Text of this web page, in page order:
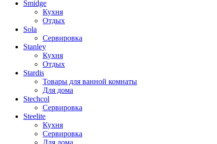
Smidge
Кухня
Отдых
Sola
Сервировка
Stanley
Кухня
Отдых
Stardis
Товары для ванной комнаты
Для дома
Stechcol
Сервировка
Steelite
Кухня
Сервировка